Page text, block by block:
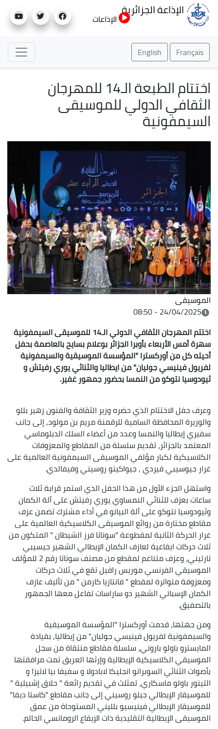
إلى
الإذاعة الجزائرية
الإذاعات
Français
English
اختتام الطبعة الـ14 للمهرجان
الثقافي الدولي للموسيقى
السيمفونية
الموسيقى
24/04/2025 - 08:50
اختتم المهرجان الثقافي الدولي الـ14 للموسيقى السيمفونية
سهرة أمس الأربعاء بأوبرا الجزائر بوعلام بسايح بالعاصمة بحفل
أحيته كل من أوركسترا "المؤسسة الموسيقية والسيمفونية
لفريول فينيسي جوليان" من ايطاليا والثنائي يوري رفيتش و
ثيودوسيا نتوكو من النمسا بحضور جمهور غفير.
وعرف حفل الاختتام الذي حضره وزير الثقافة والفنون زهير بللو
والوزيرة المحافظة السامية للرقمنة مريم بن مولود, إلى جانب
سفيري إيطاليا والنمسا وعدد من أعضاء السلك الدبلوماسي
المعتمد بالجزائر، تقديم سلسلة من المقاطع والمعزوفات
الكلاسيكية لكبار مؤلفي الموسيقى السيمفونية العالمية على
غرار جيوسيبي فيردي , جيواكينو روسيني وفيفالدي.
واستهل الجزء الأول من هذا الحفل الذي استمر قرابة ثلاث
ساعات بعزف للثنائي النمساوي يوري رفيتش على آلة الكمان
وثيودوسيا نتوكو على آلة البيانو في أداء مشترك تضمن عزف
مقاطع مختارة من روائع الموسيقى الكلاسيكية العالمية على
غرار الحركة الثانية لمقطوعة "سوناتا فرز الشيطان " المتكون من
ثلاث حركات ايقاعية لعازف الكمان الإيطالي الشهير جيسيبي
تارتيني، وعزف متناغم لمقطع من مصنف سوناتا رقم 2 للمؤلف
الموسيقي الفرنسي موريس رافيل تقع في ثلاث حركات
ومعزوفة متواترة لمقطع " فانتازيا كارمن " من تأليف عازف
الكمان الإسباني الشهير دو ساراسات تفاعل معها الجمهور
بالتصفيق.
ومن جهتها، قدمت أوركسترا "المؤسسة الموسيقية
والسيمفونية لفريول فينيسي جوليان" من إيطاليا, بقيادة
المايسترو باولو باروني، سلسلة مقاطع منتقاة من سجل
الموسيقي الكلاسيكية الإيطالية وإرثها العريق تمت مرافقتها
بأصوات الثنائي السوبرانو انجليكا لابادولا و سفيفا بيا لاتيزا و
التينور باولو ماسكاري، تمثلث في تقديم رائعة " حلاق إشبيلية "
للموسيقار الإيطالي جيلو روسيني إلى جانب مقاطع "كاستا ديفا"
للموسيقار الإيطالي فينيسيو بلليني المستوحاة من عمق
الموسيقى الإيطالية التقليدية ذات الإيقاع الرومانسي الحالم.